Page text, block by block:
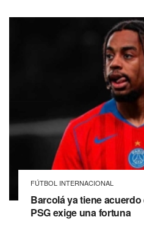
FÚTBOL INTERNACIONAL
Barcolá ya tiene
PSG exige una fortuna